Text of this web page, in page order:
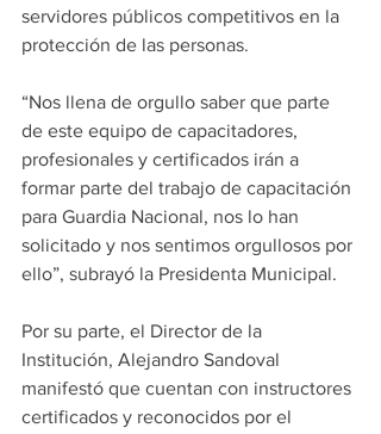
servidores públicos competitivos en la
protección de las personas.
“Nos llena de orgullo saber que parte
de este equipo de capacitadores,
profesionales y certificados irán a
formar parte del trabajo de capacitación
para Guardia Nacional, nos lo han
solicitado y nos sentimos orgullosos por
ello”, subrayó la Presidenta Municipal.
Por su parte, el Director de la
Institución, Alejandro Sandoval
manifestó que cuentan con instructores
certificados y reconocidos por el